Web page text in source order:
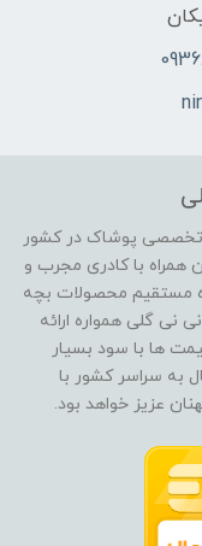
تخصصی پوشاک در کشور
شروع به کار از سال ۹۳ تا کنون همراه با کادری مجرب و
مستقیم محصولات بچه
نی گلی همواره ارائه
ها با سود بسیار
به سراسر کشور با
عزیز خواهد بود.